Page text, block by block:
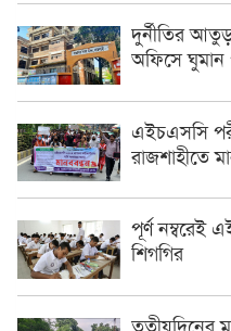
দুর্নীতির
অফিসে ঘুমান
এইচএসসি
রাজশাহীতে
পূর্ণ নম্বরেই
শিগগির
তৃতীয়দিনের